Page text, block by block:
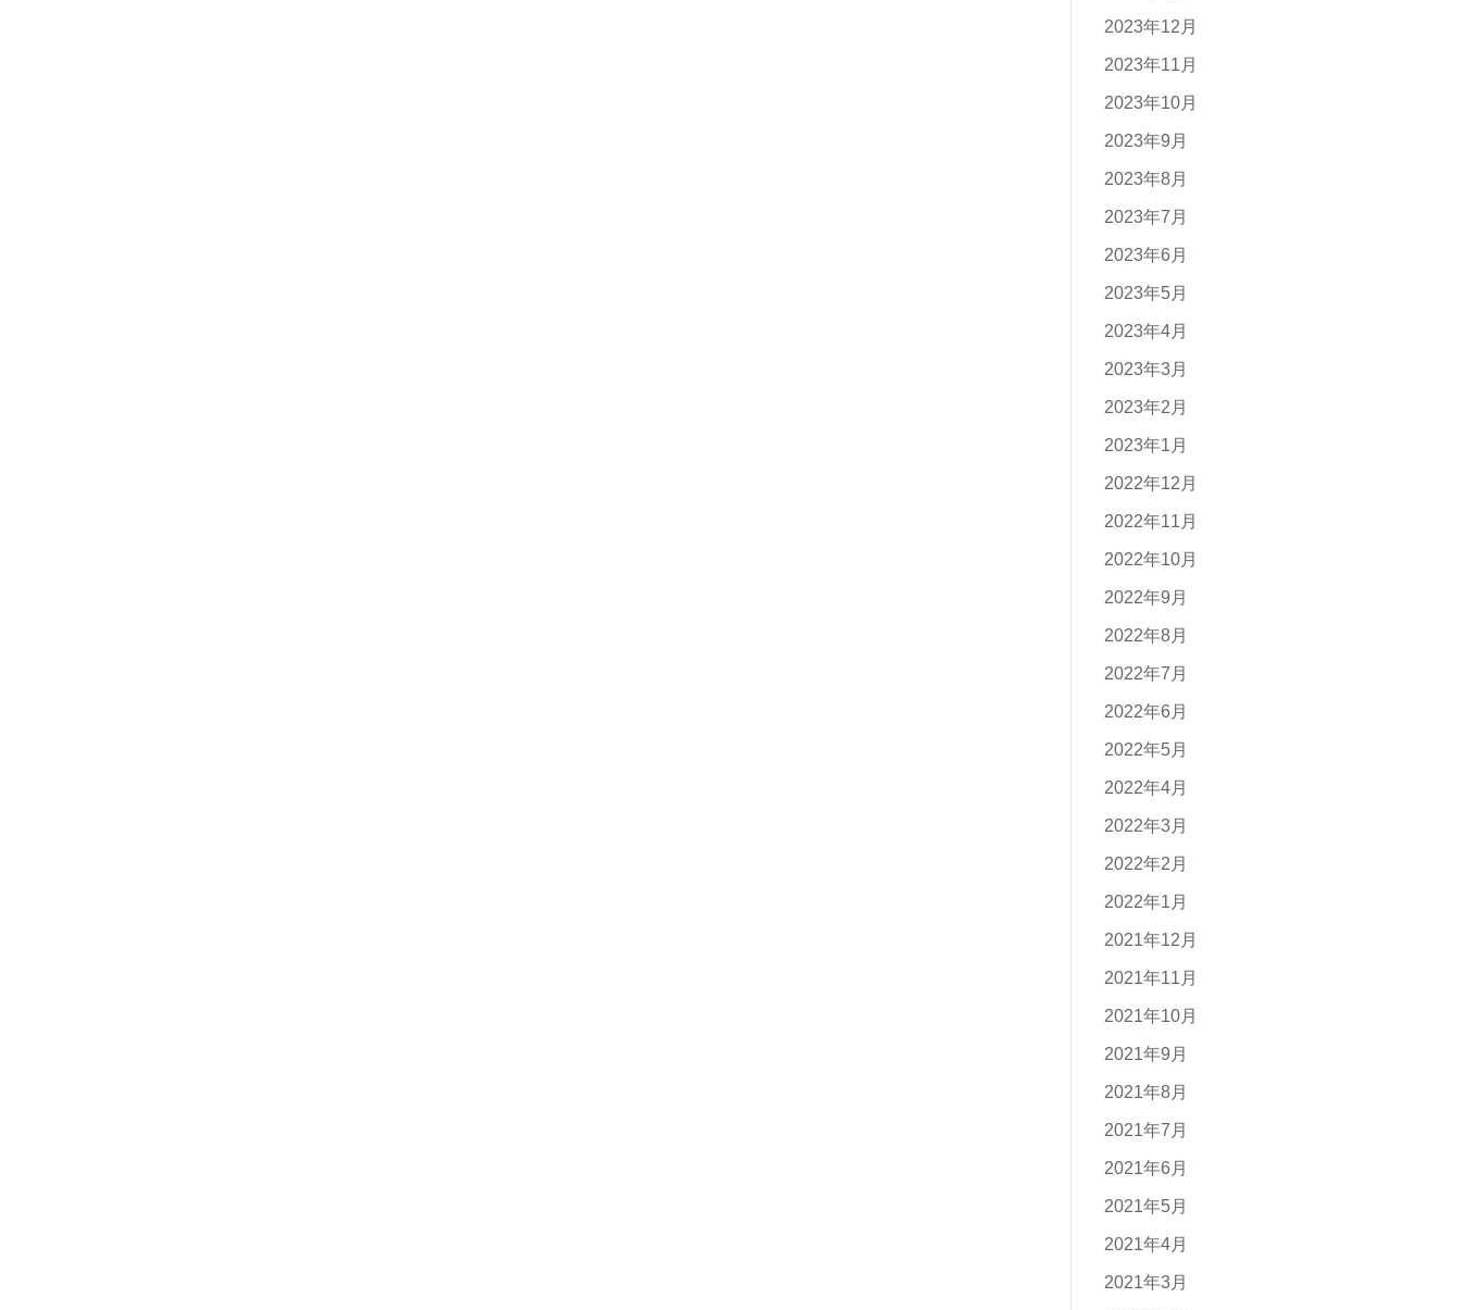
2023年12月
2023年11月
2023年10月
2023年9月
2023年8月
2023年7月
2023年6月
2023年5月
2023年4月
2023年3月
2023年2月
2023年1月
2022年12月
2022年11月
2022年10月
2022年9月
2022年8月
2022年7月
2022年6月
2022年5月
2022年4月
2022年3月
2022年2月
2022年1月
2021年12月
2021年11月
2021年10月
2021年9月
2021年8月
2021年7月
2021年6月
2021年5月
2021年4月
2021年3月